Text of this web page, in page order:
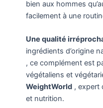
bien aux hommes
facilement à une
Une qualité
ingrédients d’origine
, ce complément est
végétaliens et
WeightWorld, expert
et nutrition.